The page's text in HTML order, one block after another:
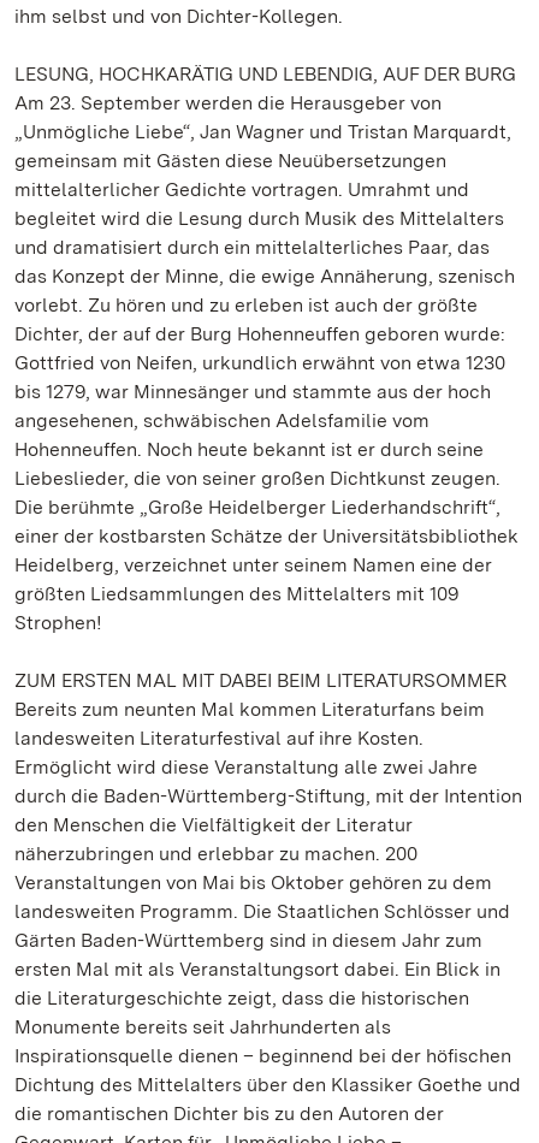
ihm selbst und von Dichter-Kollegen.
LESUNG, HOCHKARÄTIG UND LEBENDIG, AUF DER BURG
Am 23. September werden die Herausgeber von
„Unmögliche Liebe“, Jan Wagner und Tristan Marquardt,
gemeinsam mit Gästen diese Neuübersetzungen
mittelalterlicher Gedichte vortragen. Umrahmt und
begleitet wird die Lesung durch Musik des Mittelalters
und dramatisiert durch ein mittelalterliches Paar, das
das Konzept der Minne, die ewige Annäherung, szenisch
vorlebt. Zu hören und zu erleben ist auch der größte
Dichter, der auf der Burg Hohenneuffen geboren wurde:
Gottfried von Neifen, urkundlich erwähnt von etwa 1230
bis 1279, war Minnesänger und stammte aus der hoch
angesehenen, schwäbischen Adelsfamilie vom
Hohenneuffen. Noch heute bekannt ist er durch seine
Liebeslieder, die von seiner großen Dichtkunst zeugen.
Die berühmte „Große Heidelberger Liederhandschrift“,
einer der kostbarsten Schätze der Universitätsbibliothek
Heidelberg, verzeichnet unter seinem Namen eine der
größten Liedsammlungen des Mittelalters mit 109
Strophen!
ZUM ERSTEN MAL MIT DABEI BEIM LITERATURSOMMER
Bereits zum neunten Mal kommen Literaturfans beim
landesweiten Literaturfestival auf ihre Kosten.
Ermöglicht wird diese Veranstaltung alle zwei Jahre
durch die Baden-Württemberg-Stiftung, mit der Intention
den Menschen die Vielfältigkeit der Literatur
näherzubringen und erlebbar zu machen. 200
Veranstaltungen von Mai bis Oktober gehören zu dem
landesweiten Programm. Die Staatlichen Schlösser und
Gärten Baden-Württemberg sind in diesem Jahr zum
ersten Mal mit als Veranstaltungsort dabei. Ein Blick in
die Literaturgeschichte zeigt, dass die historischen
Monumente bereits seit Jahrhunderten als
Inspirationsquelle dienen – beginnend bei der höfischen
Dichtung des Mittelalters über den Klassiker Goethe und
die romantischen Dichter bis zu den Autoren der